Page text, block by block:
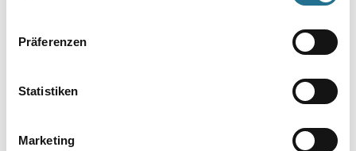
Präferenzen
Statistiken
Marketing